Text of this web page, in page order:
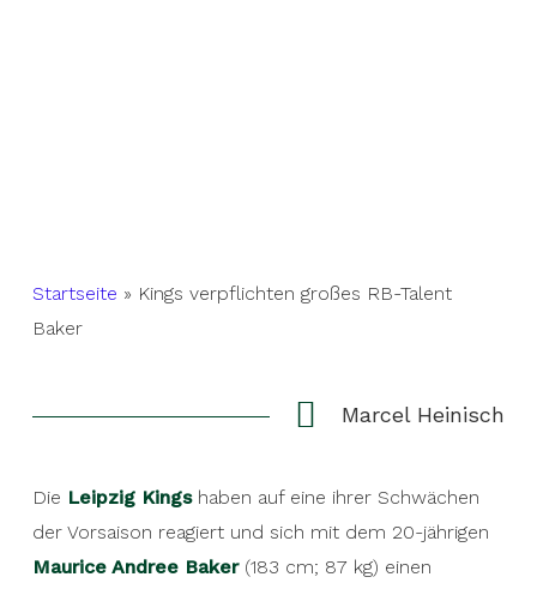
Startseite » Kings verpflichten großes RB-Talent
Baker
Marcel Heinisch
Die Leipzig Kingshaben auf eine ihrer Schwächen
der Vorsaison reagiert und sich mit dem 20-jährigen
Maurice Andree Baker(183 cm; 87 kg) einen